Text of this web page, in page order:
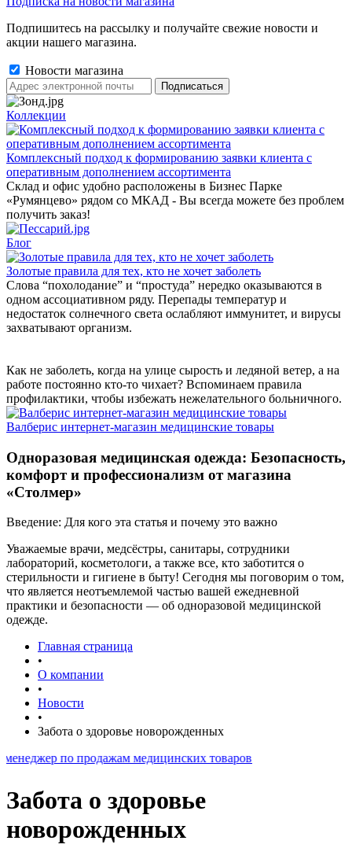
Подпишитесь на рассылку и получайте свежие новости и
акции нашего магазина.
Новости магазина
Коллекции
Комплексный подход к формированию заявки клиента с
оперативным дополнением ассортимента
Склад и офис удобно расположены в Бизнес Парке
«Румянцево» рядом со МКАД - Вы всегда можете без проблем
получить заказ!
Блог
Золотые правила для тех, кто не хочет заболеть
Слова “похолодание” и “простуда” нередко оказываются в
одном ассоциативном ряду. Перепады температур и
недостаток солнечного света ослабляют иммунитет, и вирусы
захватывают организм.
Как не заболеть, когда на улице сырость и ледяной ветер, а на
работе постоянно кто-то чихает? Вспоминаем правила
профилактики, чтобы избежать нежелательного больничного.
Валберис интернет-магазин медицинские товары
Одноразовая медицинская одежда: Безопасность,
комфорт и профессионализм от магазина
«Столмер»
Введение: Для кого эта статья и почему это важно
Уважаемые врачи, медсёстры, санитары, сотрудники
лабораторий, косметологи, а также все, кто заботится о
стерильности и гигиене в быту! Сегодня мы поговорим о том,
что является неотъемлемой частью вашей ежедневной
практики и безопасности — об одноразовой медицинской
одежде.
Главная страница
•
О компании
•
Новости
•
Забота о здоровье новорожденных
продажам медицинских товаров
Забота о здоровье
новорожденных